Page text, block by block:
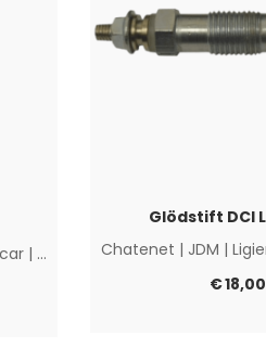
| Övriga
Glödstift DCI
Chatenet | JDM |
€18,00